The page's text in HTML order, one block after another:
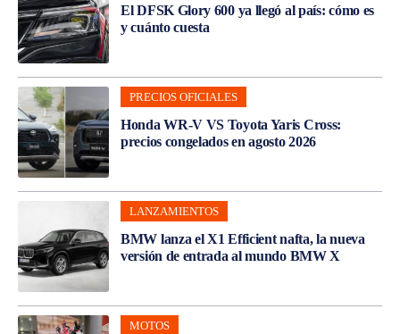
El DFSK Glory 600 ya llegó al país: cómo es
y cuánto cuesta
PRECIOS OFICIALES
Honda WR-V VS Toyota Yaris Cross:
precios congelados en agosto 2026
LANZAMIENTOS
BMW lanza el X1 Efficient nafta, la nueva
versión de entrada al mundo BMW X
MOTOS